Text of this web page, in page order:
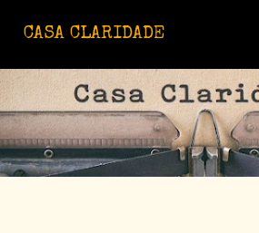
CASA CLARIDADE